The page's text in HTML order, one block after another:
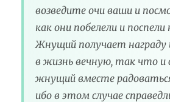
возведите очи ваши и
как они побелели и
Жнущий получает награду
в жизнь вечную, так что и
жнущий вместе
ибо в этом случае